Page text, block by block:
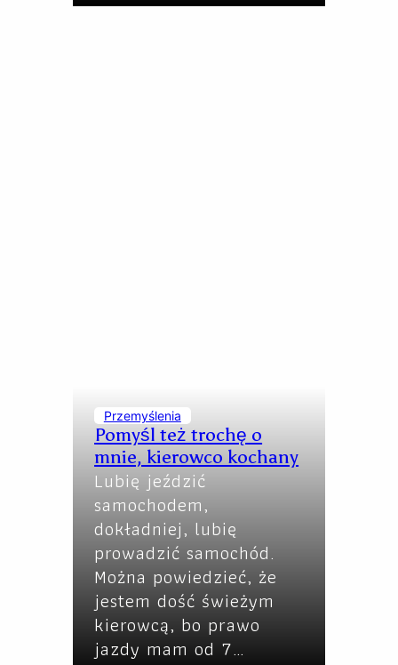
Przemyślenia
Pomyśl też trochę o
mnie, kierowco kochany
Lubię jeździć
samochodem,
dokładniej, lubię
prowadzić samochód.
Można powiedzieć, że
jestem dość świeżym
kierowcą, bo prawo
jazdy mam od 7…